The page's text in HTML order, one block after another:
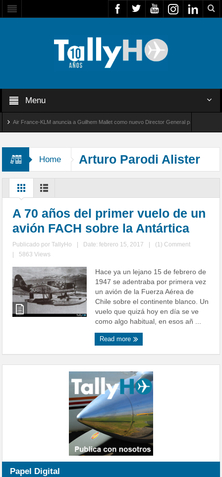
Menu
Air France-KLM anuncia a Guilhem Mallet como nuevo Director General para América Latina
Home Arturo Parodi Alister
A 70 años del primer vuelo de un
avión FACH sobre la Antártica
Publicado porTallyHo Date: febrero 15, 2017
(1) Comment
5863 Views
Hace ya un lejano 15 de febrero de
1947 se adentraba por primera vez
un avión de la Fuerza Aérea de
Chile sobre el continente blanco. Un
vuelo que quizá hoy en día se ve
como algo habitual, en esos añ ...
Read more
Papel Digital